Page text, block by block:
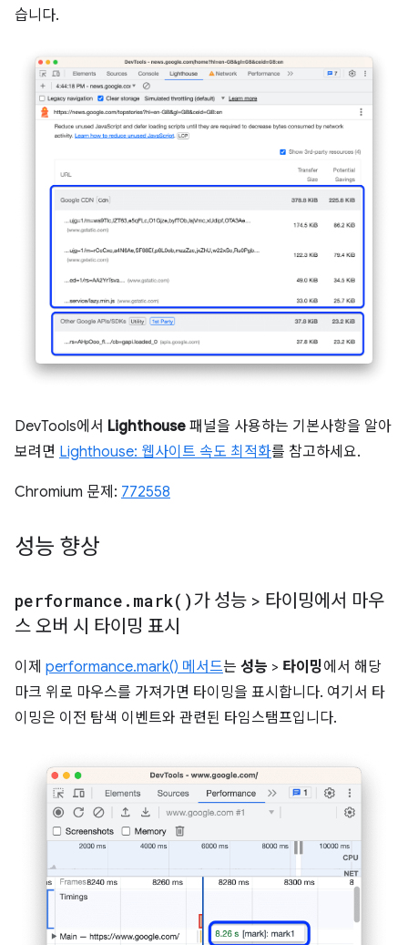
습니다.
DevTools에서 Lighthouse 패널을 사용하는 기본사항을 알아
보려면 Lighthouse: 웹사이트 속도 최적화를 참고하세요.
Chromium 문제: 772558
성능 향상
performance . mark( )가 성능 > 타이밍에서 마우
스 오버 시 타이밍 표시
이제 performance.mark() 메서드는 성능 > 타이밍에서 해당
마크 위로 마우스를 가져가면 타이밍을 표시합니다. 여기서 타
이밍은 이전 탐색 이벤트와 관련된 타임스탬프입니다.